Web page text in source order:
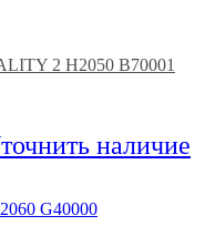
2 H2050 B70001
наличие